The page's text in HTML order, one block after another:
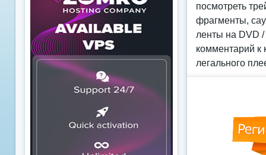
посмотреть
фрагменты,
ленты на DVD
комментарий к
легального